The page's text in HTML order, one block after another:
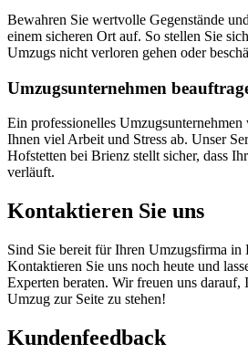
Bewahren Sie wertvolle Gegenstände
einem sicheren Ort auf. So stellen Sie
Umzugs nicht verloren gehen oder
Umzugsunternehmen
Ein professionelles
Ihnen viel Arbeit und Stress ab. Unser
Hofstetten bei Brienz stellt sicher, dass
verläuft.
Kontaktieren Sie uns
Sind Sie bereit für Ihren Umzugsfirma in
Kontaktieren Sie uns noch heute und
Experten beraten. Wir freuen uns darauf,
Umzug zur Seite zu stehen!
Kundenfeedback